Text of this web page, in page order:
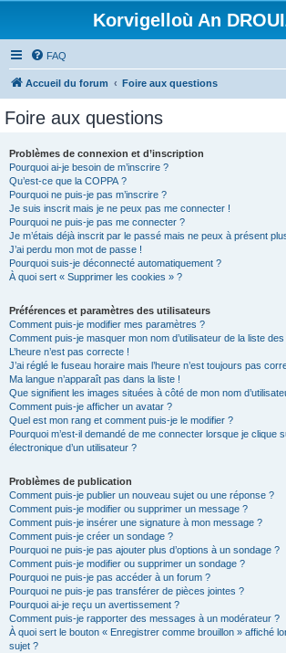
Korvigelloù An
FAQ
Accueil du forum Foire aux questions
Foire aux questions
Problèmes de connexion et d’inscription
Pourquoi ai-je besoin de m’inscrire ?
Qu’est-ce que la COPPA ?
Pourquoi ne puis-je pas m’inscrire ?
Je suis inscrit mais je ne peux pas me connecter !
Pourquoi ne puis-je pas me connecter ?
Je m’étais déjà inscrit par le passé mais ne peux à présent
J’ai perdu mon mot de passe !
Pourquoi suis-je déconnecté automatiquement ?
À quoi sert « Supprimer les cookies » ?
Préférences et paramètres des utilisateurs
Comment puis-je modifier mes paramètres ?
Comment puis-je masquer mon nom d’utilisateur de la liste
L’heure n’est pas correcte !
J’ai réglé le fuseau horaire mais l’heure n’est toujours pas
Ma langue n’apparaît pas dans la liste !
Que signifient les images situées à côté de mon nom
Comment puis-je afficher un avatar ?
Quel est mon rang et comment puis-je le modifier ?
Pourquoi m’est-il demandé de me connecter lorsque je clique
électronique d’un utilisateur ?
Problèmes de publication
Comment puis-je publier un nouveau sujet ou une réponse ?
Comment puis-je modifier ou supprimer un message ?
Comment puis-je insérer une signature à mon message ?
Comment puis-je créer un sondage ?
Pourquoi ne puis-je pas ajouter plus d’options à un sondage ?
Comment puis-je modifier ou supprimer un sondage ?
Pourquoi ne puis-je pas accéder à un forum ?
Pourquoi ne puis-je pas transférer de pièces jointes ?
Pourquoi ai-je reçu un avertissement ?
Comment puis-je rapporter des messages à un modérateur ?
À quoi sert le bouton « Enregistrer comme brouillon » affiché
sujet ?